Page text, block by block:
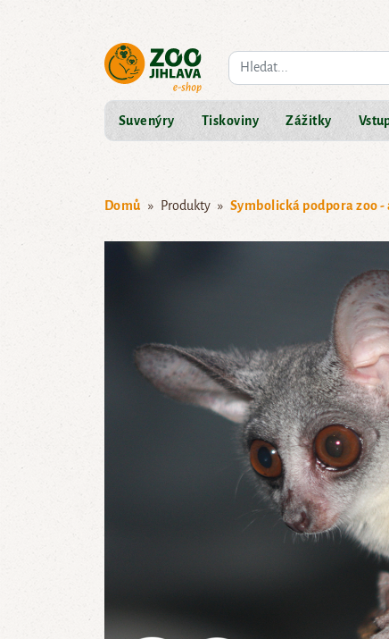
Co hledáte?
Suvenýry Tiskoviny Zážitky
Domů Produkty Symbolická podpora zoo -